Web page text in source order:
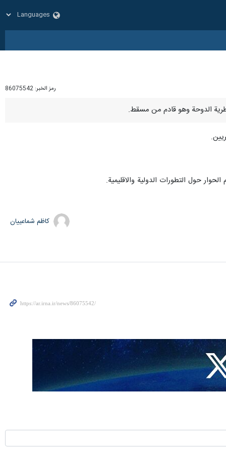
رمز الخبر: 86075542
الحوار حول التطورات الدولية والاقليمية.
کاظم شماعییان